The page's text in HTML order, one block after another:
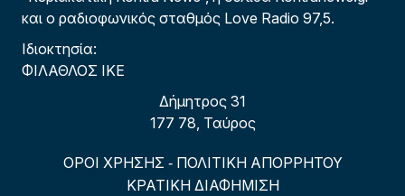
και ο ραδιοφωνικός σταθμός Love Radio 97,5.
Ιδιοκτησία:
ΦΙΛΑΘΛΟΣ ΙΚΕ
Δήμητρος 31
177 78, Ταύρος
ΟΡΟΙ ΧΡΗΣΗΣ - ΠΟΛΙΤΙΚΗ ΑΠΟΡΡΗΤΟΥ
ΚΡΑΤΙΚΗ ΔΙΑΦΗΜΙΣΗ